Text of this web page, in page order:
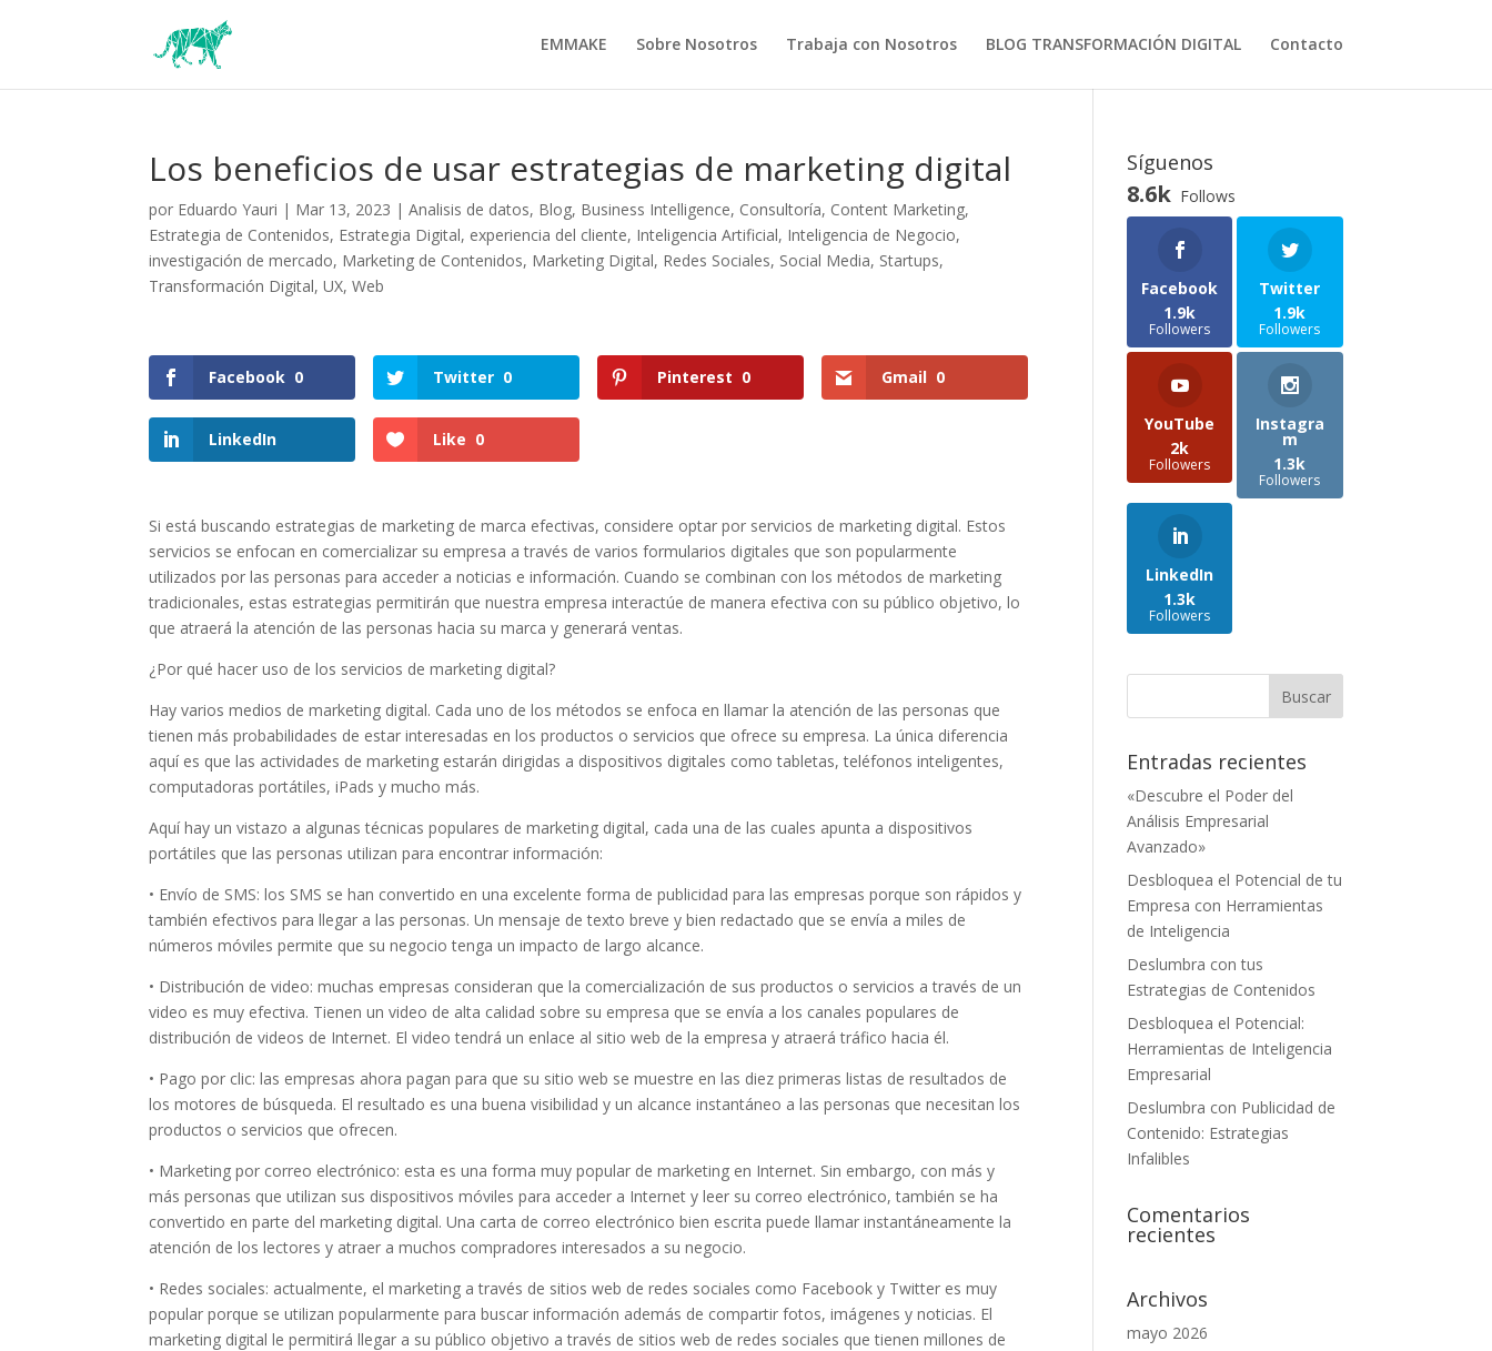
EMMAKE Sobre Nosotros Trabaja con Nosotros BLOG TRANSFORMACIÓN DIGITAL Contacto
Los beneficios de usar estrategias de marketing digital
por Eduardo Yauri | Mar 13, 2023 |Analisis de datos, Blog, Business Intelligence, Consultoría, Content Marketing,
Estrategia de Contenidos, Estrategia Digital, experiencia del cliente, Inteligencia Artificial, Inteligencia de Negocio,
investigación de mercado, Marketing de Contenidos, Marketing Digital, Redes Sociales, Social Media, Startups,
Transformación Digital,UX,Web
Facebook 0 Twitter 0 Pinterest 0 Gmail 0
LinkedIn Like 0
Si está buscando estrategias de marketing de marca efectivas, considere optar por servicios de marketing digital. Estos
servicios se enfocan en comercializar su empresa a través de varios formularios digitales que son popularmente
utilizados por las personas para acceder a noticias e información. Cuando se combinan con los métodos de marketing
tradicionales, estas estrategias permitirán que nuestra empresa interactúe de manera efectiva con su público objetivo, lo
que atraerá la atención de las personas hacia su marca y generará ventas.
¿Por qué hacer uso de los servicios de marketing digital?
Hay varios medios de marketing digital. Cada uno de los métodos se enfoca en llamar la atención de las personas que
tienen más probabilidades de estar interesadas en los productos o servicios que ofrece su empresa. La única diferencia
aquí es que las actividades de marketing estarán dirigidas a dispositivos digitales como tabletas, teléfonos inteligentes,
computadoras portátiles, iPads y mucho más.
Aquí hay un vistazo a algunas técnicas populares de marketing digital, cada una de las cuales apunta a dispositivos
portátiles que las personas utilizan para encontrar información:
• Envío de SMS: los SMS se han convertido en una excelente forma de publicidad para las empresas porque son rápidos y
también efectivos para llegar a las personas. Un mensaje de texto breve y bien redactado que se envía a miles de
números móviles permite que su negocio tenga un impacto de largo alcance.
• Distribución de video: muchas empresas consideran que la comercialización de sus productos o servicios a través de un
video es muy efectiva. Tienen un video de alta calidad sobre su empresa que se envía a los canales populares de
distribución de videos de Internet. El video tendrá un enlace al sitio web de la empresa y atraerá tráfico hacia él.
• Pago por clic: las empresas ahora pagan para que su sitio web se muestre en las diez primeras listas de resultados de
los motores de búsqueda. El resultado es una buena visibilidad y un alcance instantáneo a las personas que necesitan los
productos o servicios que ofrecen.
• Marketing por correo electrónico: esta es una forma muy popular de marketing en Internet. Sin embargo, con más y
más personas que utilizan sus dispositivos móviles para acceder a Internet y leer su correo electrónico, también se ha
convertido en parte del marketing digital. Una carta de correo electrónico bien escrita puede llamar instantáneamente la
atención de los lectores y atraer a muchos compradores interesados ​​a su negocio.
• Redes sociales: actualmente, el marketing a través de sitios web de redes sociales como Facebook y Twitter es muy
popular porque se utilizan popularmente para buscar información además de compartir fotos, imágenes y noticias. El
marketing digital le permitirá llegar a su público objetivo a través de sitios web de redes sociales que tienen millones de
Síguenos
8.6k Follows
Facebook
1.9k
Followers
Twitter
1.9k
Followers
YouTube
2k
Followers
Instagra
m
1.3k
Followers
LinkedIn
1.3k
Followers
Entradas recientes
«Descubre el Poder del
Análisis Empresarial
Avanzado»
Desbloquea el Potencial de tu
Empresa con Herramientas
de Inteligencia
Deslumbra con tus
Estrategias de Contenidos
Desbloquea el Potencial:
Herramientas de Inteligencia
Empresarial
Deslumbra con Publicidad de
Contenido: Estrategias
Infalibles
Comentarios
recientes
Archivos
mayo 2026